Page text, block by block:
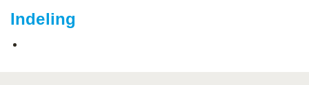
Indeling